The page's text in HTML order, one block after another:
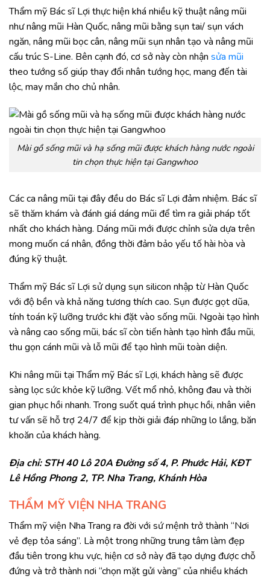
Thẩm mỹ Bác sĩ Lợi thực hiện khá nhiều kỹ thuật nâng mũi
như nâng mũi Hàn Quốc, nâng mũi bằng sụn tai/ sụn vách
ngăn, nâng mũi bọc cân, nâng mũi sụn nhân tạo và nâng mũi
cấu trúc S-Line. Bên cạnh đó, cơ sở này còn nhận sửa mũi
theo tướng số giúp thay đổi nhân tướng học, mang đến tài
lộc, may mắn cho chủ nhân.
Mài gồ sống mũi và hạ sống mũi được khách hàng nước ngoài
tin chọn thực hiện tại Gangwhoo
Các ca nâng mũi tại đây đều do Bác sĩ Lợi đảm nhiệm. Bác sĩ
sẽ thăm khám và đánh giá dáng mũi để tìm ra giải pháp tốt
nhất cho khách hàng. Dáng mũi mới được chỉnh sửa dựa trên
mong muốn cá nhân, đồng thời đảm bảo yếu tố hài hòa và
đúng kỹ thuật.
Thẩm mỹ Bác sĩ Lợi sử dụng sụn silicon nhập từ Hàn Quốc
với độ bền và khả năng tương thích cao. Sụn được gọt dũa,
tính toán kỹ lưỡng trước khi đặt vào sống mũi. Ngoài tạo hình
và nâng cao sống mũi, bác sĩ còn tiến hành tạo hình đầu mũi,
thu gọn cánh mũi và lỗ mũi để tạo hình mũi toàn diện.
Khi nâng mũi tại Thẩm mỹ Bác sĩ Lợi, khách hàng sẽ được
sàng lọc sức khỏe kỹ lưỡng. Vết mổ nhỏ, không đau và thời
gian phục hồi nhanh. Trong suốt quá trình phục hồi, nhân viên
tư vấn sẽ hỗ trợ 24/7 để kịp thời giải đáp những lo lắng, băn
khoăn của khách hàng.
Địa chỉ: STH 40 Lô 20A Đường số 4, P. Phước Hải, KĐT
Lê Hồng Phong 2, TP. Nha Trang, Khánh Hòa
THẨM MỸ VIỆN NHA TRANG​
Thẩm mỹ viện Nha Trang ra đời với sứ mệnh trở thành “Nơi
vẻ đẹp tỏa sáng”. Là một trong những trung tâm làm đẹp
đầu tiên trong khu vực, hiện cơ sở này đã tạo dựng được chỗ
đứng và trở thành nơi “chọn mặt gửi vàng” của nhiều khách